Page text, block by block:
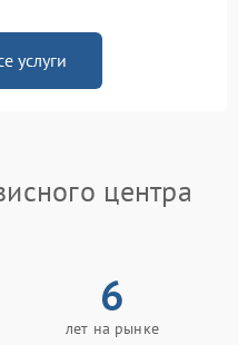
услуги
центра
6
лет на рынке